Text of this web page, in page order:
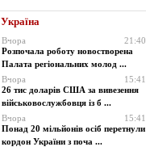
Україна
Вчора
21:40
Розпочала роботу новостворена
Палата регіональних молод ...
Вчора
15:41
26 тис доларів США за вивезення
військовослужбовця із б ...
Вчора
15:41
Понад 20 мільйонів осіб перетнули
кордон України з поча ...